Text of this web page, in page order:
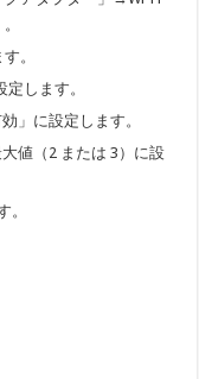
。
します。
」に設定します。
値（2 または 3）に設
。